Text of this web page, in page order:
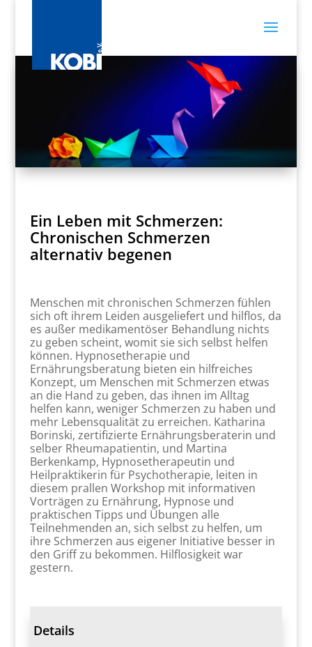
Ein Leben mit Schmerzen:
Chronischen Schmerzen
alternativ begenen
Menschen mit chronischen Schmerzen fühlen
sich oft ihrem Leiden ausgeliefert und hilflos, da
es außer medikamentöser Behandlung nichts
zu geben scheint, womit sie sich selbst helfen
können. Hypnosetherapie und
Ernährungsberatung bieten ein hilfreiches
Konzept, um Menschen mit Schmerzen etwas
an die Hand zu geben, das ihnen im Alltag
helfen kann, weniger Schmerzen zu haben und
mehr Lebensqualität zu erreichen. Katharina
Borinski, zertifizierte Ernährungsberaterin und
selber Rheumapatientin, und Martina
Berkenkamp, Hypnosetherapeutin und
Heilpraktikerin für Psychotherapie, leiten in
diesem prallen Workshop mit informativen
Vorträgen zu Ernährung, Hypnose und
praktischen Tipps und Übungen alle
Teilnehmenden an, sich selbst zu helfen, um
ihre Schmerzen aus eigener Initiative besser in
den Griff zu bekommen. Hilflosigkeit war
gestern.
Details